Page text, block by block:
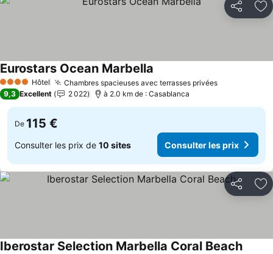
Partager
4 Étoiles Hôtel Chambres spacieuses avec terrasses privées
Eurostars Ocean Marbella
9,3 Excellent 2 022 à 2.0 km de : Casablanca
De 115 €
Consulter les prix de 10 sites Consulter les prix
Partager
Iberostar Selection Marbella Coral Beach